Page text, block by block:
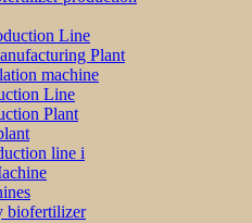
Line
Plant
machine
Line
Plant
line i
biofertilizer